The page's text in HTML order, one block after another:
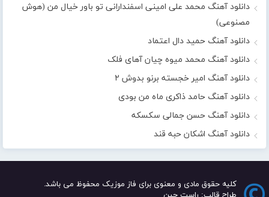
دانلود آهنگ محمد علی امینی اسفندارانی تو باور خیال من (هوش
مصنوعی)
دانلود آهنگ حمید دال اعتماد
دانلود آهنگ محمد میوه چیان آهای فلک
دانلود آهنگ امیر خجسته برنو بدوش ۲
دانلود آهنگ حامد ذاکری ماه من بودی
دانلود آهنگ حسن جمالی سکسکه
دانلود آهنگ اشکان حبه قند
کلیه حقوق مادی و معنوی برای فاز موزیک محفوظ می باشد.